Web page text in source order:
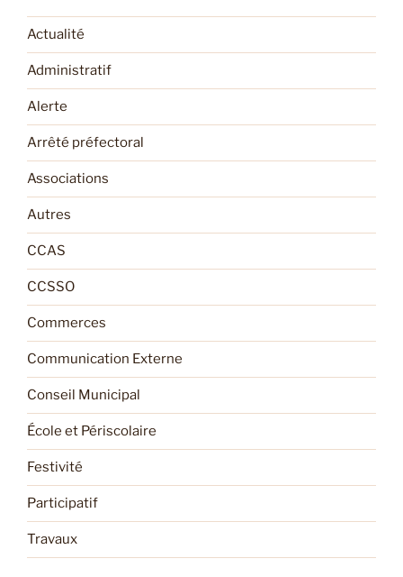
Actualité
Administratif
Alerte
Arrêté préfectoral
Associations
Autres
CCAS
CCSSO
Commerces
Communication Externe
Conseil Municipal
École et Périscolaire
Festivité
Participatif
Travaux